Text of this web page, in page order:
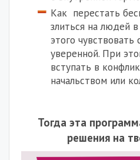
Как перестать
злиться на людей
этого чувствовать
уверенной. При
вступать в
начальством или
Тогда эта
решения на